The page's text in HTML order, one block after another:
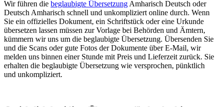
Wir führen die beglaubigte Übersetzung Amharisch Deutsch oder
Deutsch Amharisch schnell und unkompliziert online durch. Wenn
Sie ein offizielles Dokument, ein Schriftstück oder eine Urkunde
übersetzen lassen müssen zur Vorlage bei Behörden und Ämtern,
kümmern wir uns um die beglaubigte Übersetzung. Übersenden Sie
und die Scans oder gute Fotos der Dokumente über E-Mail, wir
melden uns binnen einer Stunde mit Preis und Lieferzeit zurück. Sie
erhalten die beglaubigte Übersetzung wie versprochen, pünktlich
und unkompliziert.